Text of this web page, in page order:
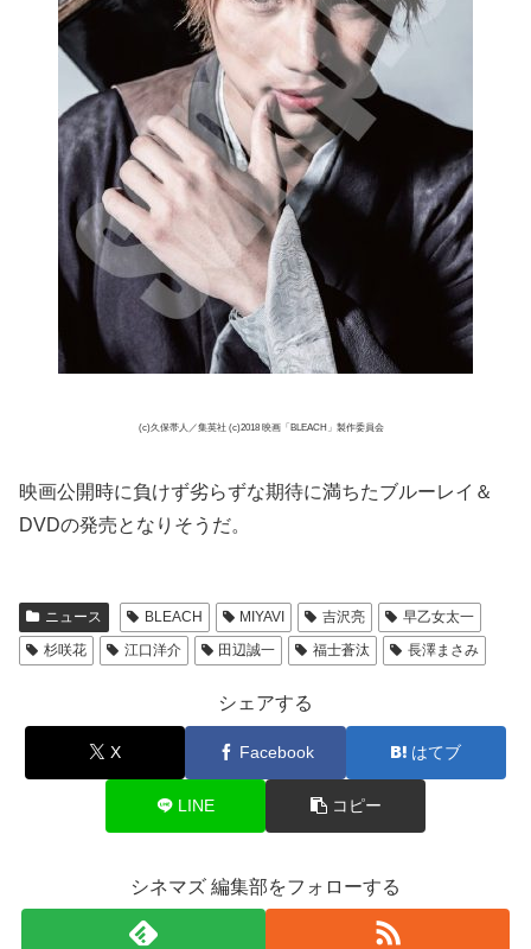
(c)久保帯人／集英社 (c)2018 映画「BLEACH」製作委員会
映画公開時に負けず劣らずな期待に満ちたブルーレイ＆
DVDの発売となりそうだ。
ニュース BLEACH MIYAVI 吉沢亮
早乙女太一
杉咲花
江口洋介 田辺誠一 福士蒼汰 長澤まさみ
シェアする
X Facebook はてブ
LINE コピー
シネマズ 編集部をフォローする